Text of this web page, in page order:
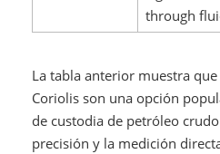
through
La tabla anterior muestra
Coriolis son una opción
de custodia de petróleo
precisión y la medición